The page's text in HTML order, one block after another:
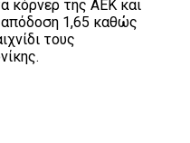
κόρνερ της ΑΕΚ και
απόδοση 1,65 καθώς
τους